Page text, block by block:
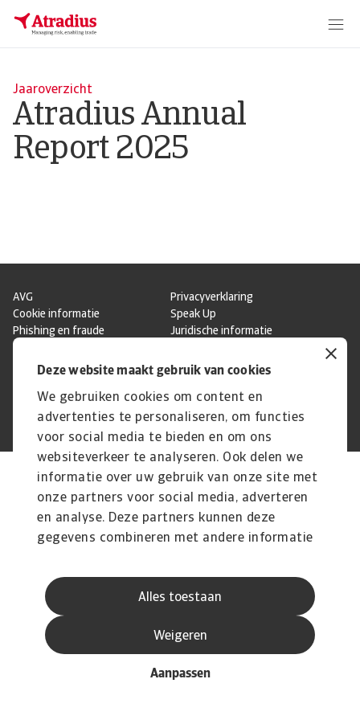
Deze website maakt gebruik van cookies
We gebruiken cookies om content en
advertenties te personaliseren, om functies
voor social media te bieden en om ons
websiteverkeer te analyseren. Ook delen we
informatie over uw gebruik van onze site met
onze partners voor social media, adverteren
en analyse. Deze partners kunnen deze
gegevens combineren met andere informatie
verzameld op basis van uw gebruik van hun
services.
Alles toestaan
Aanpassen
Weigeren
Jaaroverzicht
Atradius Annual
Report 2025
AVG
Privacyverklaring
Cookie informatie
Speak Up
Phishing en fraude
Juridische informatie
© Atradius N.V. 2004 - 2026 A company of